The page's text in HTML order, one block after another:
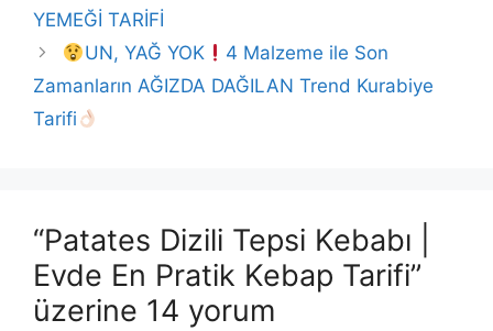
YEMEĞİ TARİFİ
UN, YAĞ YOK
4 Malzeme ile Son
Zamanların AĞIZDA DAĞILAN Trend Kurabiye
Tarifi
“Patates Dizili Tepsi Kebabı |
Evde En Pratik Kebap Tarifi”
üzerine 14 yorum